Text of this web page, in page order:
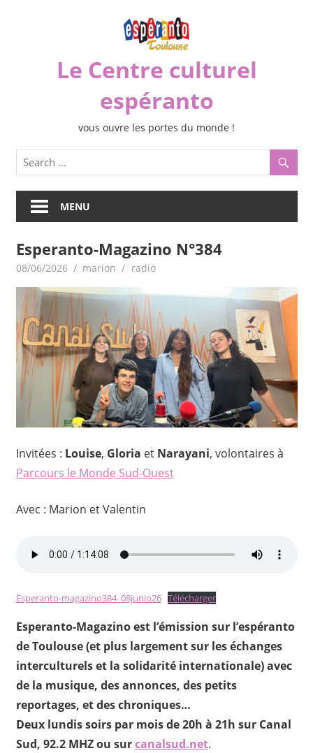
Le Centre culturel
espéranto
vous ouvre les portes du monde !
MENU
Esperanto-Magazino N°384
08/06/2026 marion radio
Invitées : Louise, Gloria et Narayani, volontaires à
Parcours le Monde Sud-Ouest
Avec : Marion et Valentin
Esperanto-magazino384_08junio26 Télécharger
Esperanto-Magazino est l’émission sur l’espéranto
de Toulouse(et plus largement sur les échanges
interculturels et la solidarité internationale) avec
de la musique, des annonces, des petits
reportages, et des chroniques…
Deux lundis soirs par mois de 20h à 21h sur Canal
Sud, 92.2 MHZ ou surcanalsud.net.